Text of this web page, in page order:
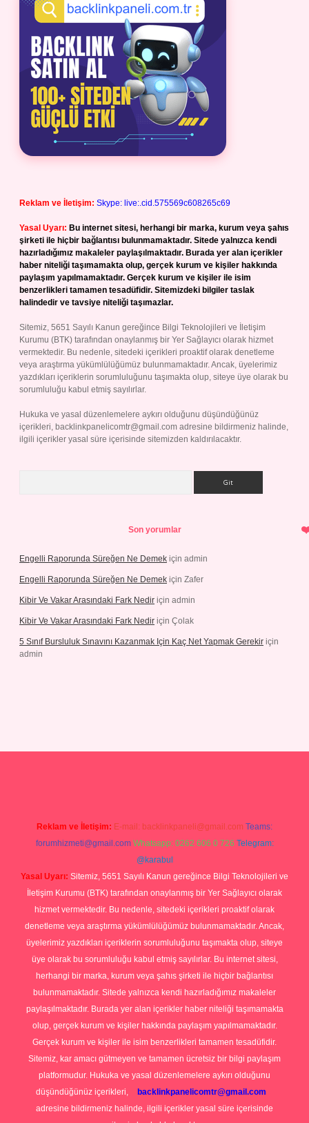
Reklam ve İletişim: Skype: live:.cid.575569c608265c69
Yasal Uyarı: Bu internet sitesi, herhangi bir marka, kurum veya şahıs
şirketi ile hiçbir bağlantısı bulunmamaktadır. Sitede yalnızca kendi
hazırladığımız makaleler paylaşılmaktadır. Burada yer alan içerikler
haber niteliği taşımamakta olup, gerçek kurum ve kişiler hakkında
paylaşım yapılmamaktadır. Gerçek kurum ve kişiler ile isim
benzerlikleri tamamen tesadüfidir. Sitemizdeki bilgiler taslak
halindedir ve tavsiye niteliği taşımazlar.
Sitemiz, 5651 Sayılı Kanun gereğince Bilgi Teknolojileri ve İletişim
Kurumu (BTK) tarafından onaylanmış bir Yer Sağlayıcı olarak hizmet
vermektedir. Bu nedenle, sitedeki içerikleri proaktif olarak denetleme
veya araştırma yükümlülüğümüz bulunmamaktadır. Ancak, üyelerimiz
yazdıkları içeriklerin sorumluluğunu taşımakta olup, siteye üye olarak bu
sorumluluğu kabul etmiş sayılırlar.
Hukuka ve yasal düzenlemelere aykırı olduğunu düşündüğünüz
içerikleri, backlinkpanelicomtr@gmail.com adresine bildirmeniz halinde,
ilgili içerikler yasal süre içerisinde sitemizden kaldırılacaktır.
Son yorumlar
Engelli Raporunda Süreğen Ne Demek için admin
Engelli Raporunda Süreğen Ne Demek için Zafer
Kibir Ve Vakar Arasındaki Fark Nedir için admin
Kibir Ve Vakar Arasındaki Fark Nedir için Çolak
5 Sınıf Bursluluk Sınavını Kazanmak Için Kaç Net Yapmak Gerekir için
admin
Reklam ve İletişim: E-mail: backlinkpaneli@gmail.com Teams:
forumhizmeti@gmail.com Whatsapp: 0262 606 0 726 Telegram:
@karabul
Yasal Uyarı: Sitemiz, 5651 Sayılı Kanun gereğince Bilgi Teknolojileri ve
İletişim Kurumu (BTK) tarafından onaylanmış bir Yer Sağlayıcı olarak
hizmet vermektedir. Bu nedenle, sitedeki içerikleri proaktif olarak
denetleme veya araştırma yükümlülüğümüz bulunmamaktadır. Ancak,
üyelerimiz yazdıkları içeriklerin sorumluluğunu taşımakta olup, siteye
üye olarak bu sorumluluğu kabul etmiş sayılırlar. Bu internet sitesi,
herhangi bir marka, kurum veya şahıs şirketi ile hiçbir bağlantısı
bulunmamaktadır. Sitede yalnızca kendi hazırladığımız makaleler
paylaşılmaktadır. Burada yer alan içerikler haber niteliği taşımamakta
olup, gerçek kurum ve kişiler hakkında paylaşım yapılmamaktadır.
Gerçek kurum ve kişiler ile isim benzerlikleri tamamen tesadüfidir.
Sitemiz, kar amacı gütmeyen ve tamamen ücretsiz bir bilgi paylaşım
platformudur. Hukuka ve yasal düzenlemelere aykırı olduğunu
düşündüğünüz içerikleri,
backlinkpanelicomtr@gmail.com
adresine bildirmeniz halinde, ilgili içerikler yasal süre içerisinde